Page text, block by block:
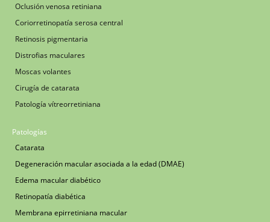
Oclusión venosa retiniana
Coriorretinopatía serosa central
Retinosis pigmentaria
Distrofias maculares
Moscas volantes
Cirugía de catarata
Patología vítreorretiniana
Patologías
Catarata
Degeneración macular asociada a la edad (DMAE)
Edema macular diabético
Retinopatía diabética
Membrana epirretiniana macular